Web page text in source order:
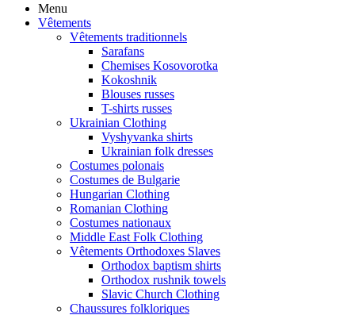
Menu
Vêtements
Vêtements traditionnels
Sarafans
Chemises Kosovorotka
Kokoshnik
Blouses russes
T-shirts russes
Ukrainian Clothing
Vyshyvanka shirts
Ukrainian folk dresses
Costumes polonais
Costumes de Bulgarie
Hungarian Clothing
Romanian Clothing
Costumes nationaux
Middle East Folk Clothing
Vêtements Orthodoxes Slaves
Orthodox baptism shirts
Orthodox rushnik towels
Slavic Church Clothing
Chaussures folkloriques